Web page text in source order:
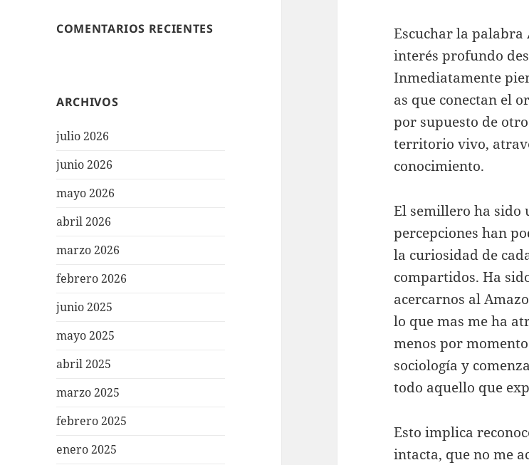
COMENTARIOS RECIENTES
ARCHIVOS
julio 2026
junio 2026
mayo 2026
abril 2026
marzo 2026
febrero 2026
junio 2025
mayo 2025
abril 2025
marzo 2025
febrero 2025
enero 2025
Escuchar la palabra
interés profundo
Inmediatamente
as que conectan el
por supuesto de
territorio vivo,
conocimiento.
El semillero ha sido
percepciones han
la curiosidad de
compartidos. Ha
acercarnos al
lo que mas me ha
menos por
sociología y
todo aquello que
Esto implica
intacta, que no me